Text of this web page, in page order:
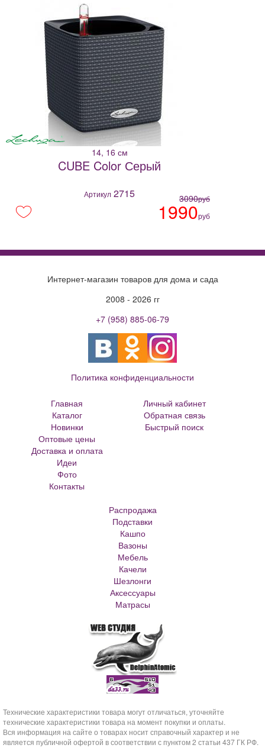
14, 16 см
CUBE Color Серый
Артикул 2715 3090руб
1990руб
Интернет-магазин товаров для дома и сада
2008 - 2026 гг
+7 (958) 885-06-79
Политика конфиденциальности
Главная
Каталог
Новинки
Оптовые цены
Доставка и оплата
Идеи
Фото
Контакты
Личный кабинет
Обратная связь
Быстрый поиск
Кашпо из ротанга
Матрасы Аскона
Кашпо металлическое
Кашпо для елки
Кашпо с самоливом
Кашпо с автополивом
Распродажа
Подставки
Кашпо
Вазоны
Мебель
Качели
Шезлонги
Аксессуары
Матрасы
Технические характеристики товара могут отличаться, уточняйте
технические характеристики товара на момент покупки и оплаты.
Вся информация на сайте о товарах носит справочный характер и не
является публичной офертой в соответствии с пунктом 2 статьи 437 ГК РФ.